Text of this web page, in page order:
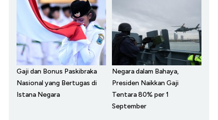
Gaji dan Bonus Paskibraka
Nasional yang Bertugas di
Istana Negara
Negara dalam Bahaya,
Presiden Naikkan Gaji
Tentara 80% per 1
September